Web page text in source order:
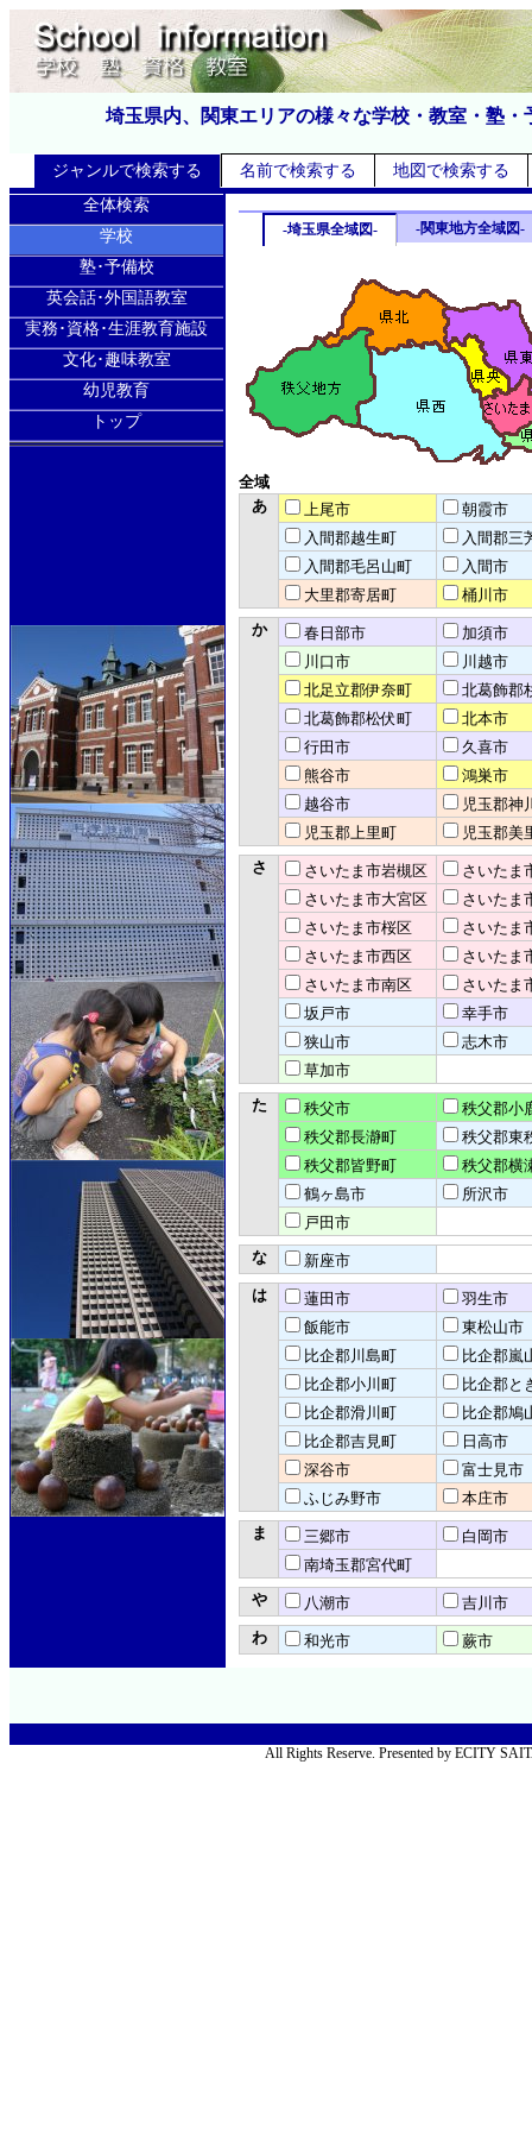
埼玉県内、関東エリアの様々な学校・教室・塾
ジャンルで検索する 名前で検索する
地図で検索する
全体検索
学校
塾･予備校
英会話･外国語教室
実務･資格･生涯教育施設
文化･趣味教室
幼児教育
トップ
-埼玉県全域図- -関東地方全域図-
全域
あ
上尾市
朝霞市
入間郡越生町
入間郡三
入間郡毛呂山町
入間市
大里郡寄居町
桶川市
か
春日部市
加須市
川口市
川越市
北足立郡伊奈町
北葛飾郡
北葛飾郡松伏町
北本市
行田市
久喜市
熊谷市
鴻巣市
越谷市
児玉郡神
児玉郡上里町
児玉郡美
さ
さいたま市岩槻区
さいたま
さいたま市大宮区
さいたま
さいたま市桜区
さいたま
さいたま市西区
さいたま
さいたま市南区
さいたま
坂戸市
幸手市
狭山市
志木市
草加市
た
秩父市
秩父郡小
秩父郡長瀞町
秩父郡東
秩父郡皆野町
秩父郡横
鶴ヶ島市
所沢市
戸田市
な
新座市
は
蓮田市
羽生市
飯能市
東松山市
比企郡川島町
比企郡嵐
比企郡小川町
比企郡と
比企郡滑川町
比企郡鳩
比企郡吉見町
日高市
深谷市
富士見市
ふじみ野市
本庄市
ま
三郷市
白岡市
南埼玉郡宮代町
や
八潮市
吉川市
わ
和光市 蕨市
All Rights Reserve. Presented by ECITY